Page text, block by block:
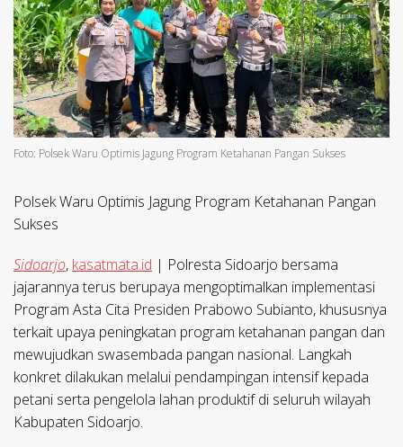
Foto: Polsek Waru Optimis Jagung Program Ketahanan Pangan Sukses
Polsek Waru Optimis Jagung Program Ketahanan Pangan
Sukses
Sidoarjo, kasatmata.id | Polresta Sidoarjo bersama
jajarannya terus berupaya mengoptimalkan implementasi
Program Asta Cita Presiden Prabowo Subianto, khususnya
terkait upaya peningkatan program ketahanan pangan dan
mewujudkan swasembada pangan nasional. Langkah
konkret dilakukan melalui pendampingan intensif kepada
petani serta pengelola lahan produktif di seluruh wilayah
Kabupaten Sidoarjo.